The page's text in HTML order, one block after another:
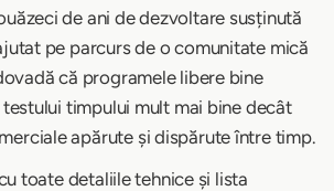
de ani de dezvoltare susținută
pe parcurs de o comunitate mică
că programele libere bine
timpului mult mai bine decât
apărute și dispărute între timp.
toate detaliile tehnice și lista